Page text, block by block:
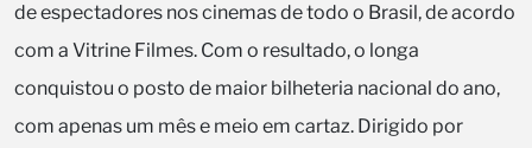
de espectadores nos cinemas de todo o Brasil, de acordo
com a Vitrine Filmes. Com o resultado, o longa
conquistou o posto de maior bilheteria nacional do ano,
com apenas um mês e meio em cartaz. Dirigido por